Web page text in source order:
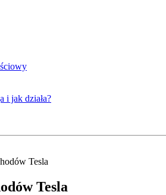
i jak działa?
Tesla
Tesla